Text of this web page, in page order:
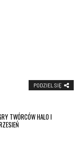
PODZIEL SIĘ
TWÓRCÓW HALO I